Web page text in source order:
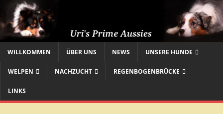
WILLKOMMEN ÜBER UNS NEWS UNSERE HUNDE
WELPEN NACHZUCHT REGENBOGENBRÜCKE
LINKS